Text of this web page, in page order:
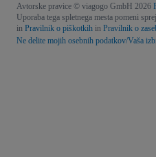
Avtorske pravice © viagogo GmbH 2026
Uporaba tega spletnega mesta pomeni
in Pravilnik o piškotkih in Pravilnik o
Ne delite mojih osebnih podatkov/Vaša